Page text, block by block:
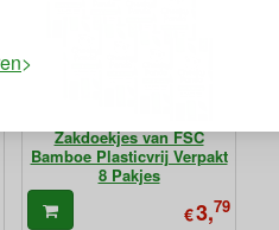
Zakdoekjes van FSC
Bamboe Plasticvrij Verpakt
8 Pakjes
€3,79